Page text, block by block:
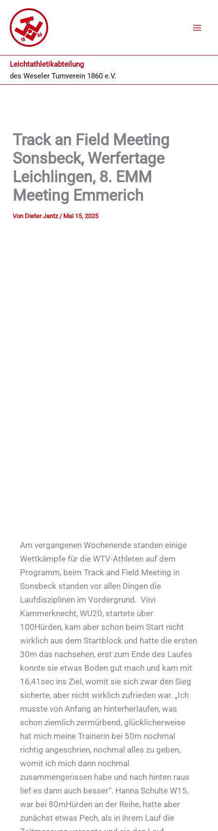
Inhalt
springen
Leichtathletikabteilung
des Weseler Turnverein 1860 e.V.
Track an Field Meeting
Sonsbeck, Werfertage
Leichlingen, 8. EMM
Meeting Emmerich
Von Dieter Jantz / Mai 15, 2025
Am vergangenen Wochenende standen einige
Wettkämpfe für die WTV-Athleten auf dem
Programm, beim Track and Field Meeting in
Sonsbeck standen vor allen Dingen die
Laufdisziplinen im Vordergrund. Viivi
Kammerknecht, WU20, startete über
100Hürden, kam aber schon beim Start nicht
wirklich aus dem Startblock und hatte die ersten
30m das nachsehen, erst zum Ende des Laufes
konnte sie etwas Boden gut mach und kam mit
16,41sec ins Ziel, womit sie sich zwar den Sieg
sicherte, aber nicht wirklich zufrieden war. „Ich
musste von Anfang an hinterherlaufen, was
schon ziemlich zermürbend, glücklicherweise
hat mich meine Trainerin bei 50m nochmal
richtig angeschrien, nochmal alles zu geben,
womit ich mich dann nochmal
zusammengerissen habe und nach hinten raus
lief es dann auch besser“. Hanna Schulte W15,
war bei 80mHürden an der Reihe, hatte aber
zunächst etwas Pech, als in ihrem Lauf die